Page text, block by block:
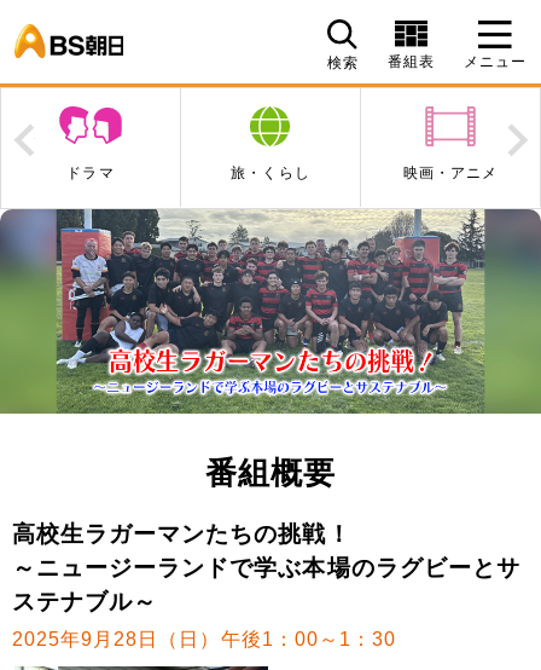
検索 番組表 メニュー
ドラマ 旅・くらし 映画・アニメ
Prev
番組概要
高校生ラガーマンたちの挑戦！
～ニュージーランドで学ぶ本場のラグビーとサ
ステナブル～
2025年9月28日（日）午後1：00～1：30